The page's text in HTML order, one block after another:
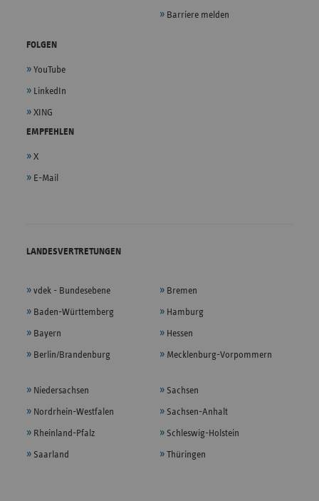
Barriere melden
FOLGEN
YouTube
LinkedIn
XING
EMPFEHLEN
X
E-Mail
LANDESVERTRETUNGEN
vdek - Bundesebene
Baden-Württemberg
Bayern
Berlin/Brandenburg
Bremen
Hamburg
Hessen
Mecklenburg-Vorpommern
Niedersachsen
Nordrhein-Westfalen
Rheinland-Pfalz
Saarland
Sachsen
Sachsen-Anhalt
Schleswig-Holstein
Thüringen